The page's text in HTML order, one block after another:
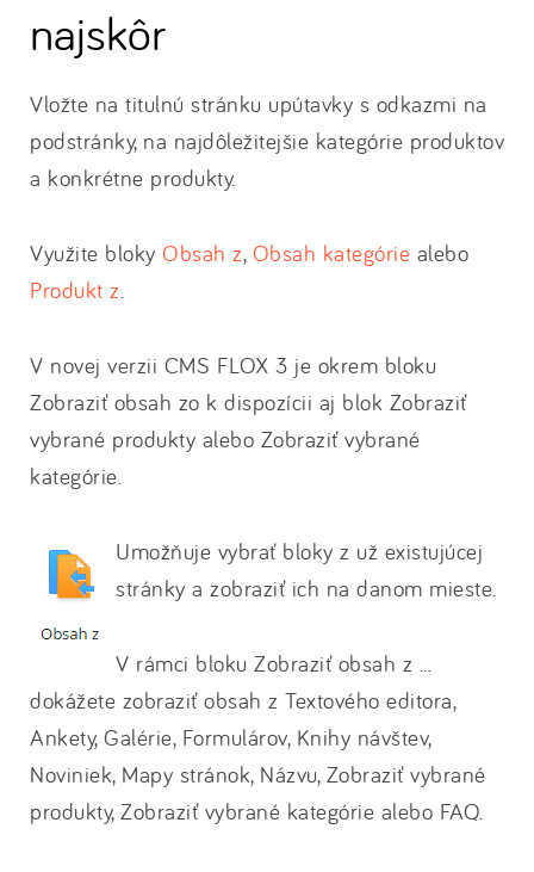
najskôr
Vložte na titulnú stránku upútavky s odkazmi na
podstránky, na najdôležitejšie kategórie produktov
a konkrétne produkty.
Využite bloky Obsah z, Obsah kategórie alebo
Produkt z.
V novej verzii CMS FLOX 3 je okrem bloku
Zobraziť obsah zo k dispozícii aj blok Zobraziť
vybrané produkty alebo Zobraziť vybrané
kategórie.
Umožňuje vybrať bloky z už existujúcej
stránky a zobraziť ich na danom mieste.
V rámci bloku Zobraziť obsah z ...
dokážete zobraziť obsah z Textového editora,
Ankety, Galérie, Formulárov, Knihy návštev,
Noviniek, Mapy stránok, Názvu, Zobraziť vybrané
produkty, Zobraziť vybrané kategórie alebo FAQ.